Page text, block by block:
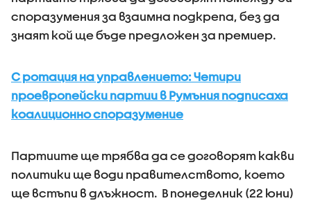
споразумения за взаимна подкрепа, без да
знаят кой ще бъде предложен за премиер.
С ротация на управлението: Четири
проевропейски партии в Румъния подписаха
коалиционно споразумение
Партиите ще трябва да се договорят какви
политики ще води правителството, което
ще встъпи в длъжност. В понеделник (22 юни)